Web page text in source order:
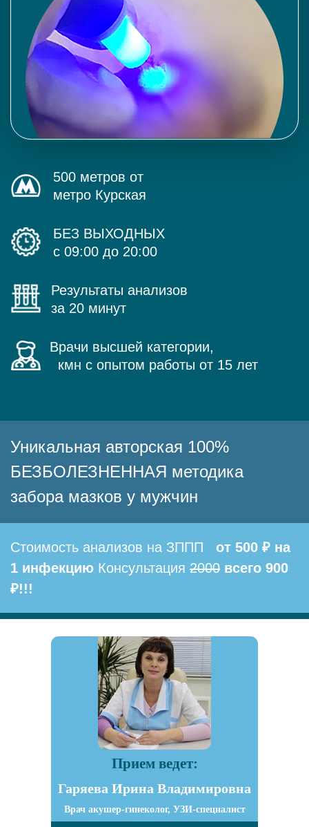
500 метров от
метро Курская
БЕЗ ВЫХОДНЫХ
с 09:00 до 20:00
Результаты анализов
за 20 минут
Врачи высшей категории,
кмн с опытом работы от 15 лет
Уникальная авторская 100%
БЕЗБОЛЕЗНЕННАЯ методика
забора мазков у мужчин
Стоимость анализов на ЗППП
от 500 ₽ на
1 инфекцию Консультация 2000 всего 900
₽!!!
Прием ведет:
Гаряева Ирина Владимировна
Врач акушер-гинеколог, УЗИ-специалист